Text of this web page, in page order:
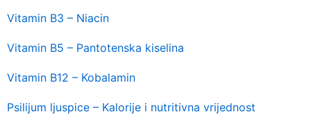
Vitamin B3 – Niacin
Vitamin B5 – Pantotenska kiselina
Vitamin B12 – Kobalamin
Psilijum ljuspice – Kalorije i nutritivna vrijednost